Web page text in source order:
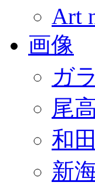
Art
画像
ガ
尾
和
新